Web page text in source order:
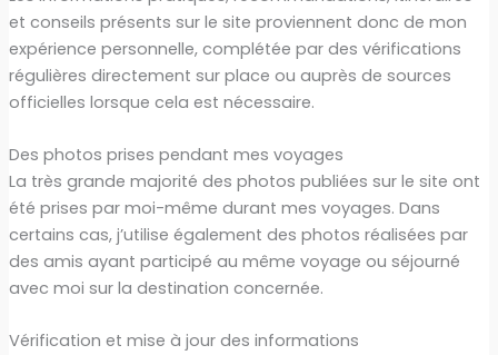
et conseils présents sur le site proviennent donc de mon
expérience personnelle, complétée par des vérifications
régulières directement sur place ou auprès de sources
officielles lorsque cela est nécessaire.
Des photos prises pendant mes voyages
La très grande majorité des photos publiées sur le site ont
été prises par moi-même durant mes voyages. Dans
certains cas, j’utilise également des photos réalisées par
des amis ayant participé au même voyage ou séjourné
avec moi sur la destination concernée.
Vérification et mise à jour des informations